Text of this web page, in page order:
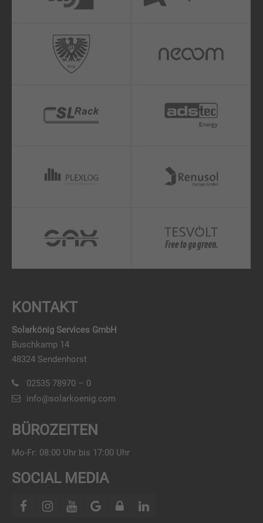
KONTAKT
Solarkönig Services GmbH
Buschkamp 14
48324 Sendenhorst
02535 78970 – 0
info@solarkoenig.com
BÜROZEITEN
Mo-Fr: 08:00 Uhr bis 17:00 Uhr
SOCIAL MEDIA